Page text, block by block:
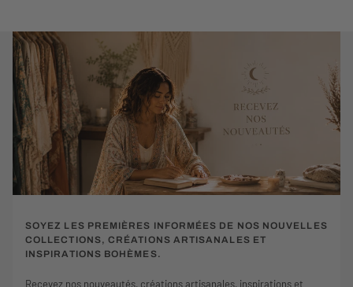
SOYEZ LES PREMIÈRES INFORMÉES DE NOS NOUVELLES
COLLECTIONS, CRÉATIONS ARTISANALES ET
INSPIRATIONS BOHÈMES.
Recevez nos nouveautés, créations artisanales, inspirations et